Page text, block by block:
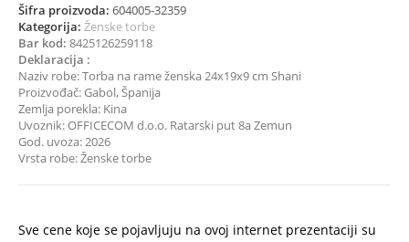
Šifra proizvoda: 604005-32359
Kategorija: Ženske torbe
Bar kod: 8425126259118
Deklaracija :
Naziv robe: Torba na rame ženska 24x19x9 cm Shani
Proizvođač: Gabol, Španija
Zemlja porekla: Kina
Uvoznik: OFFICECOM d.o.o. Ratarski put 8a Zemun
God. uvoza: 2026
Vrsta robe: Ženske torbe
Sve cene koje se pojavljuju na ovoj internet prezentaciji su